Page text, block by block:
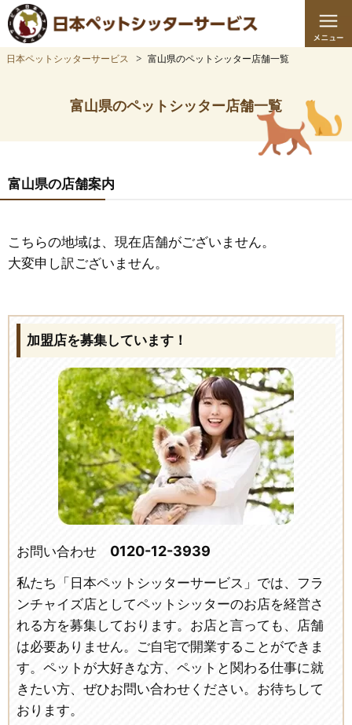
日本ペットシッターサービス 富山県のペットシッター店舗一覧
富山県のペットシッター店舗一覧
富山県の店舗案内
こちらの地域は、現在店舗がございません。
大変申し訳ございません。
加盟店を募集しています！
お問い合わせ 0120-12-3939
私たち「日本ペットシッターサービス」では、フラ
ンチャイズ店としてペットシッターのお店を経営さ
れる方を募集しております。お店と言っても、店舗
は必要ありません。ご自宅で開業することができま
す。ペットが大好きな方、ペットと関わる仕事に就
きたい方、ぜひお問い合わせください。お待ちして
おります。